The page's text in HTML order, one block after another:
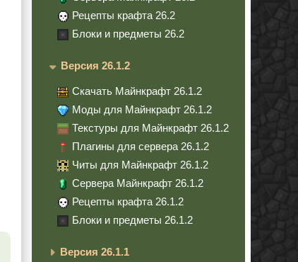
Рецепты крафта 26.2
Блоки и предметы 26.2
Версия 26.1.2
Скачать Майнкрафт 26.1.2
Моды для Майнкрафт 26.1.2
Текстуры для Майнкрафт 26.1.2
Плагины для сервера 26.1.2
Читы для Майнкрафт 26.1.2
Сервера Майнкрафт 26.1.2
Рецепты крафта 26.1.2
Блоки и предметы 26.1.2
Версия 26.1.1